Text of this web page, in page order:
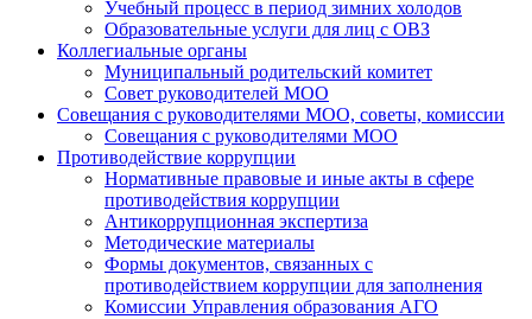
Учебный процесс в период зимних холодов
Образовательные услуги для лиц с ОВЗ
Коллегиальные органы
Муниципальный родительский комитет
Совет руководителей МОО
Совещания с руководителями МОО, советы, комиссии
Совещания с руководителями МОО
Противодействие коррупции
Нормативные правовые и иные акты в сфере
противодействия коррупции
Антикоррупционная экспертиза
Методические материалы
Формы документов, связанных с
противодействием коррупции для заполнения
Комиссии Управления образования АГО